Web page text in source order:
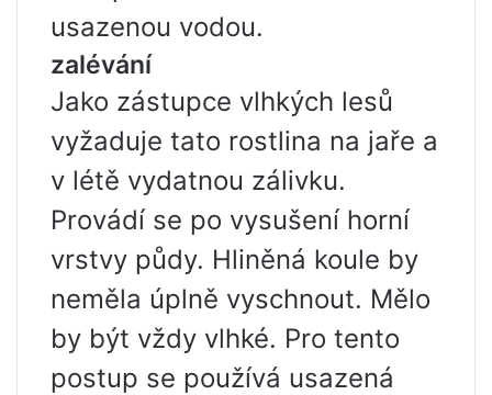
usazenou vodou.
zalévání
Jako zástupce vlhkých lesů
vyžaduje tato rostlina na jaře a
v létě vydatnou zálivku.
Provádí se po vysušení horní
vrstvy půdy. Hliněná koule by
neměla úplně vyschnout. Mělo
by být vždy vlhké. Pro tento
postup se používá usazená